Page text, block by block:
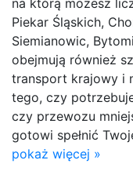
Piekar Śląskich,
Siemianowic,
obejmują również
transport krajowy i
tego, czy
czy przewozu
gotowi spełnić
pokaż więcej »